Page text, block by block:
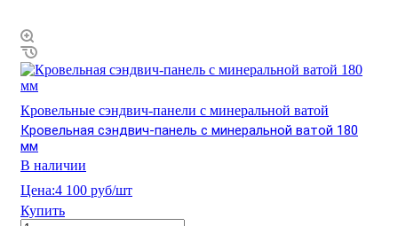
Кровельные сэндвич-панели с минеральной ватой
Кровельная сэндвич-панель с минеральной ватой 180
мм
В наличии
Цена:4 100 руб/шт
Купить